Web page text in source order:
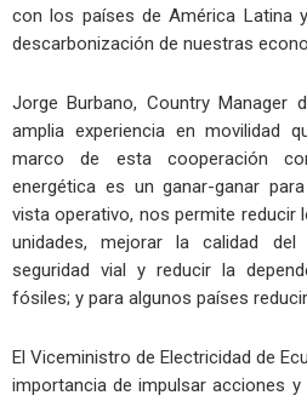
con los países de América Latina
descarbonización de nuestras
Jorge Burbano, Country Manager
amplia experiencia en movilidad
marco de esta cooperación
energética es un ganar-ganar
vista operativo, nos permite
unidades, mejorar la calidad
seguridad vial y reducir la
fósiles; y para algunos países
El Viceministro de Electricidad de
importancia de impulsar acciones